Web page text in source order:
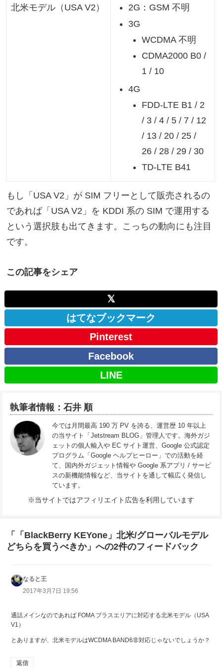
北米モデル（USA V2）
2G：GSM 不明
3G
WCDMA 不明
CDMA2000 B0 /
1 / 10
4G
FDD-LTE B1 / 2
/ 3 / 4 / 5 / 7 / 12
/ 13 / 20 / 25 /
26 / 28 / 29 / 30
TD-LTE B41
もし「USA V2」が SIM フリーとして販売されるの
であれば「USA V2」を KDDI 系の SIM で運用する
という選択肢も出てきます。こっちの動向にも注目
です。
この記事をシェア
𝕏
はてなブックマーク
Pinterest
Facebook
LINE
執筆者情報：石井 順
今では月間最高 190 万 PV を誇る、運営歴 10 年以上
の当サイト「Jetstream BLOG」管理人です。海外ガジ
ェットの個人輸入や EC サイト運営、Google 公式認定
プログラム「Google ヘルプヒーロー」での活動を経
て、国内外ガジェット情報や Google 系アプリ / サービ
スの新機能情報など、当サイトを通して幅広く発信し
ています。
※当サイトではアフィリエイト広告を利用しています
「「BlackBerry KEYone」北米/グローバルモデル
どちらを買うべきか」への2件のフィードバック
なると王よ
り:
2017年3月7日 19:56
通話メインなのであれば FOMA プラスエリアに対応する北米モデル（USA
V1）
とありますが、北米モデルはWCDMA BAND6非対応じゃないでしょうか？
返信